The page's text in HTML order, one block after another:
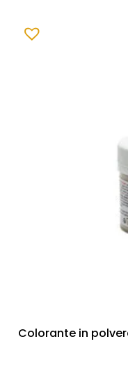
Colorante in